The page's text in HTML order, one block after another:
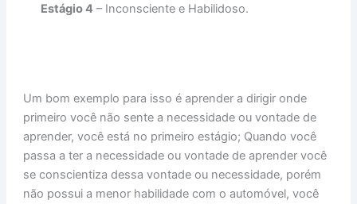
Estágio 4 – Inconsciente e Habilidoso.
Um bom exemplo para isso é aprender a dirigir onde
primeiro você não sente a necessidade ou vontade de
aprender, você está no primeiro estágio; Quando você
passa a ter a necessidade ou vontade de aprender você
se conscientiza dessa vontade ou necessidade, porém
não possui a menor habilidade com o automóvel, você